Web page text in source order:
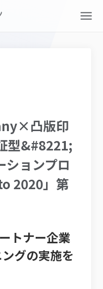
凸版印
型&#8221;
ションプロ
2020」第
トナー企業
グの実施を